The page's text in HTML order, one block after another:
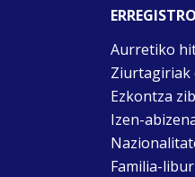
Aurretiko
Ziurtagiriak
Ezkontza
Izen-
Familia-